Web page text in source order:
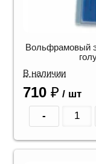
Вольфрамовый
В наличии
710 ₽ / шт
-